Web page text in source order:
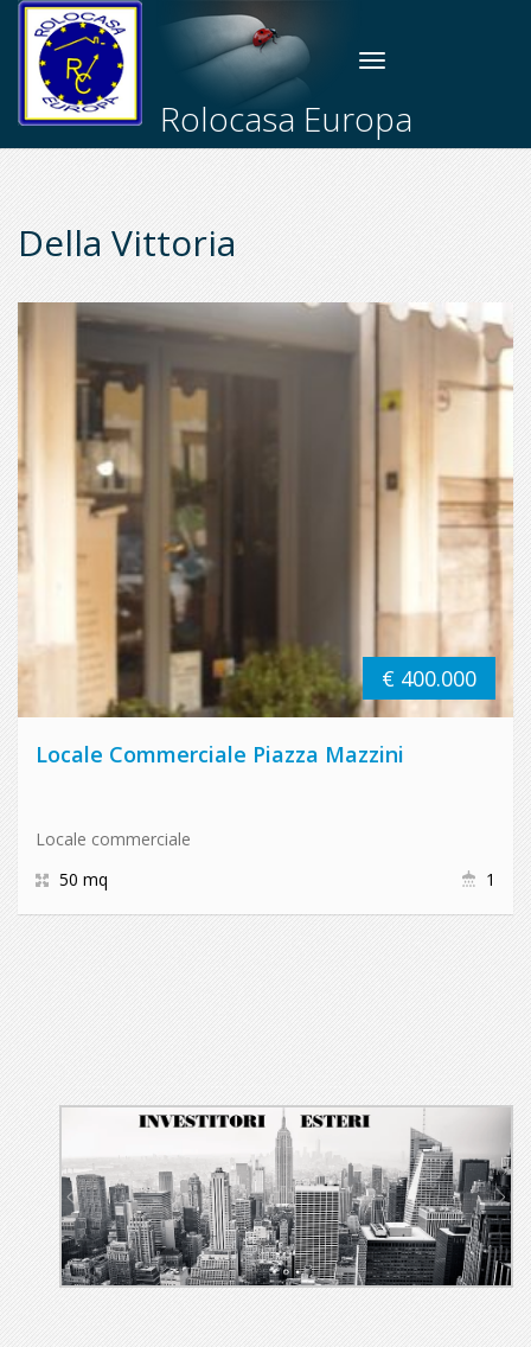
Toggle
Rolocasa Europa
Della Vittoria
€ 400.000
Locale Commerciale Piazza Mazzini
Locale commerciale
50 mq
1